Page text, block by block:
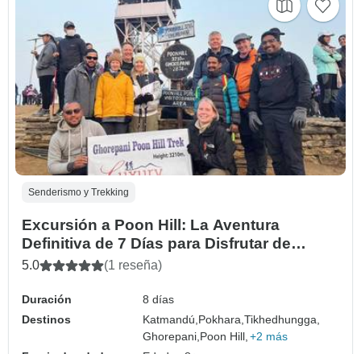
Senderismo y Trekking
Excursión a Poon Hill: La Aventura
Definitiva de 7 Días para Disfrutar de
Impresionantes Vistas del Himalaya
5.0 (1 reseña)
Duración
8 días
Destinos
Katmandú, Pokhara,Tikhedhungga,
Ghorepani, Poon Hill, +2 más